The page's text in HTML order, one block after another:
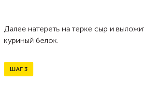
Далее натереть на терке сыр и
куриный белок.
ШАГ 3